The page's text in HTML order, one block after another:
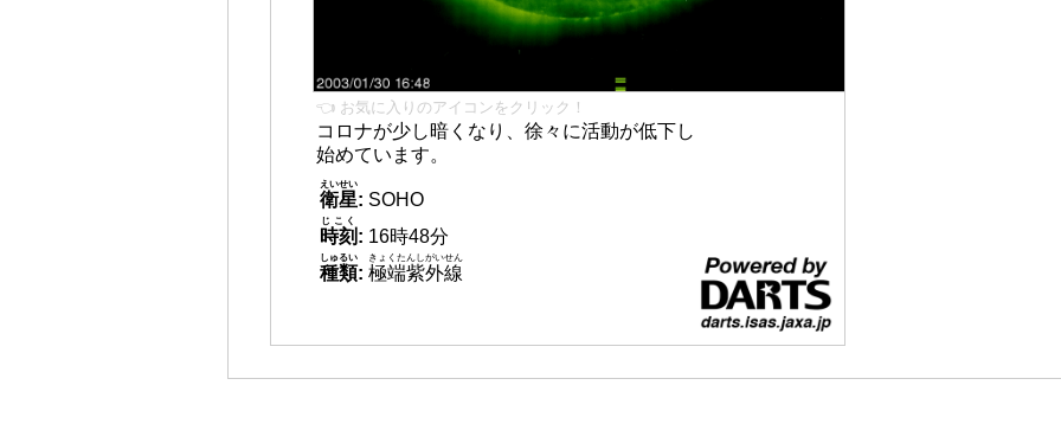
👈 お気に入りのアイコンをクリック！
コロナが少し暗くなり、徐々に活動が低下し
始めています。
衛星
えいせい
: SOHO
時刻
じこく
: 16時48分
種類
しゅるい
: 極端紫外線
きょくたんしがいせん